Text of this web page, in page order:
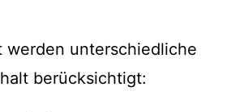
werden unterschiedliche
berücksichtigt: